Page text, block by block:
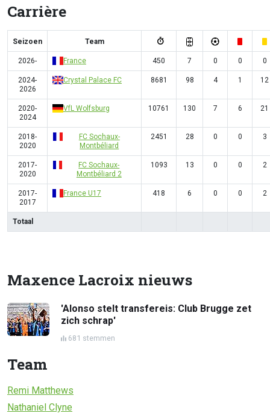
Carrière
Seizoen Team
2026- France 450 7 0 0 0
2024-
2026
Crystal Palace FC 8681 98 4 1 12
2020-
2024
VfL Wolfsburg 10761 130 7 6 21
2018-
2020
FC Sochaux-
Montbéliard
2451 28 0 0 3
2017-
2020
FC Sochaux-
Montbéliard 2
1093 13 0 0 2
2017-
2017
France U17 418 6 0 0 2
Totaal
Maxence Lacroix nieuws
'Alonso stelt transfereis: Club Brugge zet
zich schrap'
681 stemmen
Team
Remi Matthews
Nathaniel Clyne